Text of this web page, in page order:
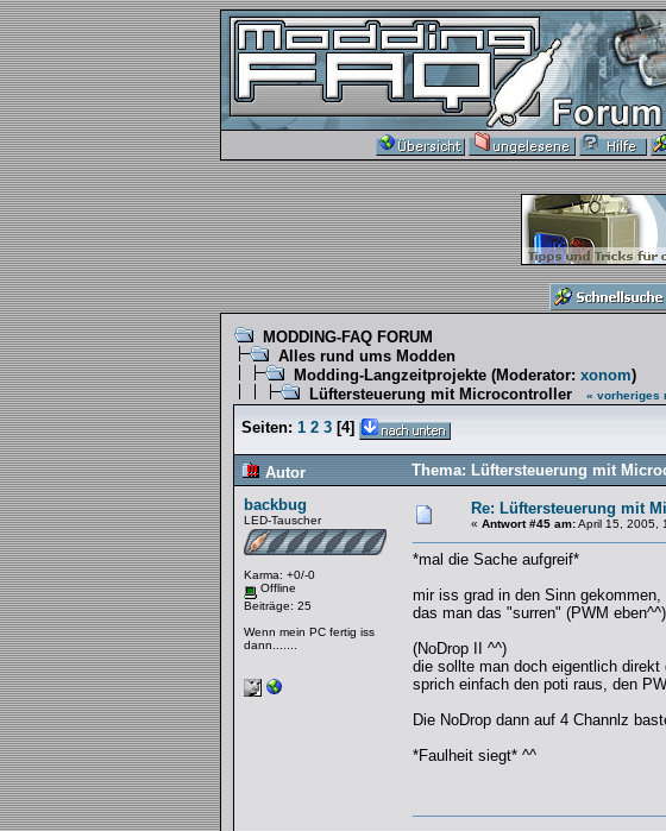
MODDING-FAQ FORUM
Alles rund ums Modden
Modding-Langzeitprojekte(Moderator: xonom)
Lüftersteuerung mit Microcontroller
« vorheriges
Seiten: 1 2 3[4]
Autor
Thema: Lüftersteuerung mit
backbug
LED-Tauscher
Karma: +0/-0
Offline
Beiträge: 25
Wenn mein PC fertig iss
dann.......
Re: Lüftersteuerung mit
« Antwort #45 am:April 15, 2005,
*mal die Sache aufgreif*
mir iss grad in den Sinn gekommen,
das man das "surren" (PWM
(NoDrop II ^^)
die sollte man doch eigentlich
sprich einfach den poti raus, den
Die NoDrop dann auf 4 Channlz
*Faulheit siegt* ^^